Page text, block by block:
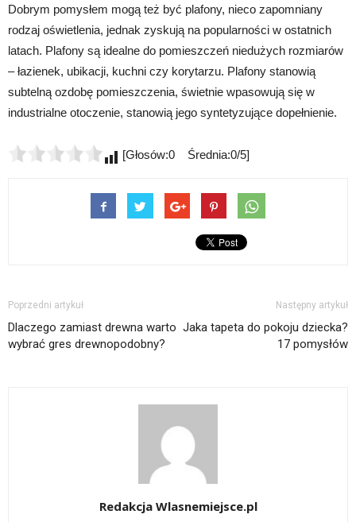
Dobrym pomysłem mogą też być plafony, nieco zapomniany
rodzaj oświetlenia, jednak zyskują na popularności w ostatnich
latach. Plafony są idealne do pomieszczeń niedużych rozmiarów
– łazienek, ubikacji, kuchni czy korytarzu. Plafony stanowią
subtelną ozdobę pomieszczenia, świetnie wpasowują się w
industrialne otoczenie, stanowią jego syntetyzujące dopełnienie.
[Głosów:0 Średnia:0/5]
Poprzedni artykuł
Dlaczego zamiast drewna warto
wybrać gres drewnopodobny?
Następny artykuł
Jaka tapeta do pokoju dziecka?
17 pomysłów
Redakcja Wlasnemiejsce.pl